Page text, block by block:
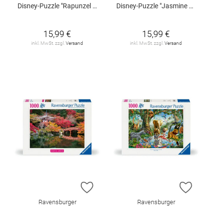
Disney-Puzzle "Rapunzel - Verstrickt in Liebe", 1000 Teile
15,99 €
inkl. MwSt. zzgl. Versand
Disney-Puzzle "Jasmine Dancing in the Desert Sunlight", 1000 Teile
15,99 €
inkl. MwSt. zzgl. Versand
ZUR WUNSCHLISTE HINZUFÜGEN
Ravensburger
ZUR
Ravensburger